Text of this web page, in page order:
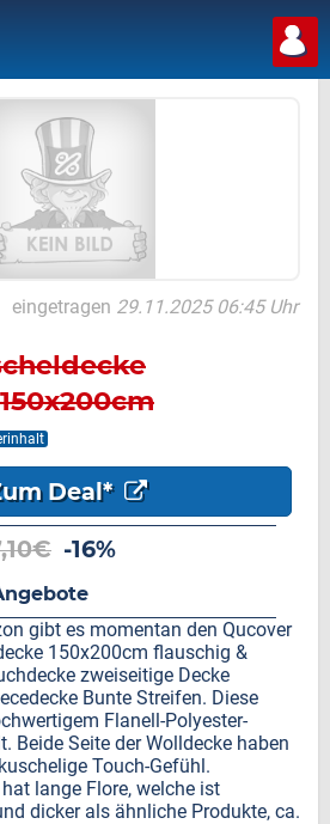
eingetragen 29.11.2025 06:45 Uhr
Deal*
-16%
gibt es momentan den Qucover
150x200cm flauschig &
zweiseitige Decke
Bunte Streifen. Diese
Flanell-Polyester-
Beide Seite der Wolldecke haben
Touch-Gefühl.
lange Flore, welche ist
dicker als ähnliche Produkte, ca.